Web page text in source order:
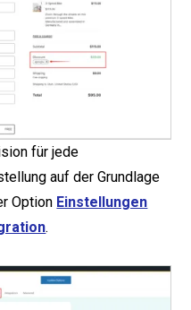
für jede
auf der Grundlage
Option Einstellungen
.